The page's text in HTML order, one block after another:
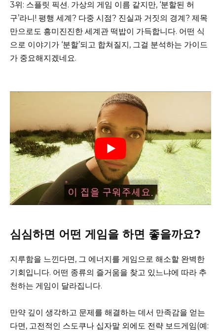
3위: 스플릿 픽션. 가상의 게임 이름 같지만, ‘분할된 허
구’라니! 평행 세계? 다중 시점? 진실과 거짓의 경계? 제목
만으로도 흥미진진한 세계관 떡밥이 가득합니다. 어떤 식
으로 이야기가 ‘분할’되고 합쳐질지, 그걸 분석하는 가이드
가 중요해지겠네요.
심심하면 어떤 게임을 하면 좋을까요?
지루함을 느낀다면, 그 에너지를 게임으로 해소할 완벽한
기회입니다. 어떤 종류의 즐거움을 찾고 있느냐에 따라 추
천하는 게임이 달라집니다.
만약 깊이 생각하고 문제를 해결하는 데서 만족감을 얻는
다면, 고전적인 스도쿠나 십자말 외에도 전략 보드게임(예: